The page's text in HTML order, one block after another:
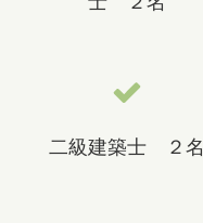
二級建築士 ２名